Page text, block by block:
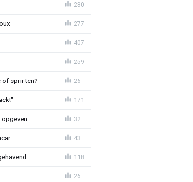
230
277
407
259
of sprinten? 26
171
32
43
118
26